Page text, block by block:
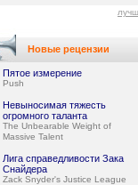
Новые рецензии
Пятое измерение
Push
Невыносимая тяжесть
огромного таланта
The Unbearable Weight of
Massive Talent
Лига справедливости Зака
Снайдера
Zack Snyder's Justice League